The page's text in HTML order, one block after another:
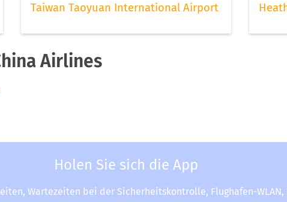
Taiwan Taoyuan International Airport
Airlines
Holen Sie sich die App
Wartezeiten bei der Sicherheitskontrolle, Flughafen-